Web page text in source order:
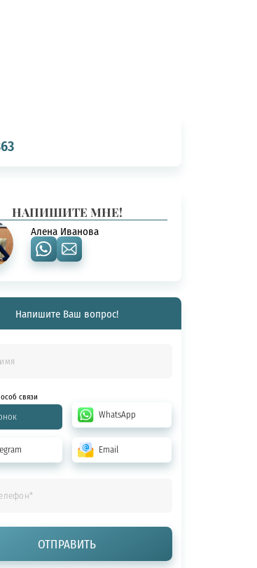
НАПИШИТЕ МНЕ!
Алена Иванова
Напишите Ваш вопрос!
связи
WhatsApp
Email